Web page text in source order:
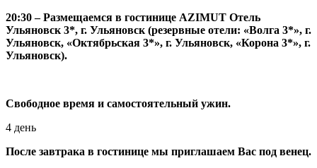
20:30 – Размещаемся в гостинице AZIMUT Отель
Ульяновск 3*, г. Ульяновск (резервные отели: «Волга 3*», г.
Ульяновск, «Октябрьская 3*», г. Ульяновск, «Корона 3*», г.
Ульяновск).
Свободное время и самостоятельный ужин.
4 день
После завтрака в гостинице мы приглашаем Вас под венец.